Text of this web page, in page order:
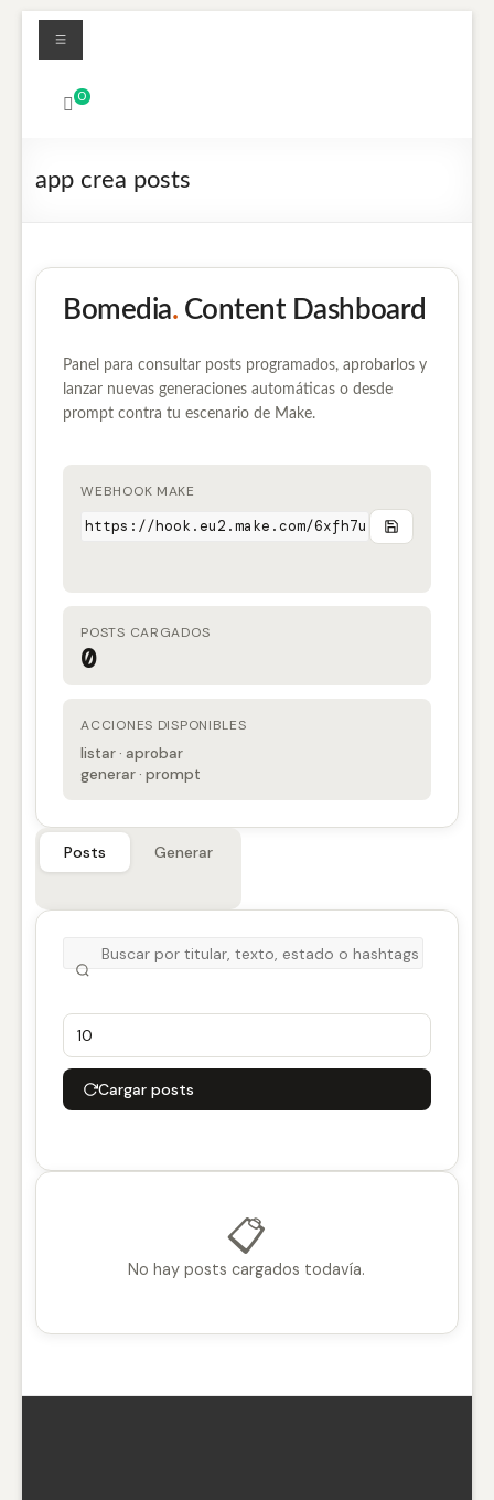
Saltar
contenido
MBO
de
UV
Menú
0
app crea posts
Bomedia. Content Dashboard
Panel para consultar posts programados, aprobarlos y
lanzar nuevas generaciones automáticas o desde
prompt contra tu escenario de Make.
WEBHOOK MAKE
POSTS CARGADOS
0
ACCIONES DISPONIBLES
listar · aprobar
generar · prompt
Posts Generar
Cargar posts
📋
No hay posts cargados todavía.